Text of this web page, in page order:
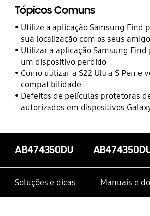
Tópicos Comuns
Utilize a aplicação Samsung Find
sua localização com os seus
familiares e outros contactos
Utilizar a aplicação Samsung
um dispositivo perdido
Como utilizar a S22 Ultra S Pen e
compatibilidade
Defeitos de películas protetoras
autorizados em dispositivos
AB474350DU
Soluções e dicas Manuais e